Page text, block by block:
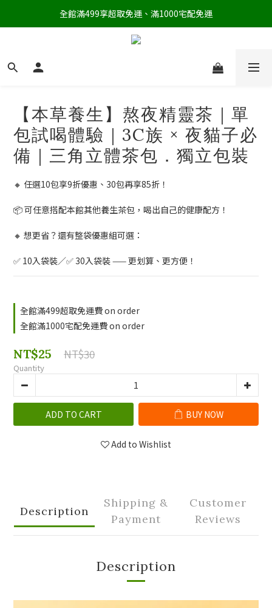
全館滿499享超取免運、滿1000宅配免運
【本草養生】熬夜精靈茶｜單
包試喝體驗｜3C族 × 夜貓子必
備｜三角立體茶包．獨立包裝
🔸 任選10包享9折優惠、30包再享85折！
📦 可任意搭配本館其他養生茶包，喝出自己的健康配方！
🔸 想更省？還有整袋優惠組可選：
✅ 10入袋裝／✅ 30入袋裝 —— 更划算、更方便！
全館滿499超取免運費 on order
全館滿1000宅配免運費 on order
NT$25 NT$30
Quantity
ADD TO CART BUY NOW
Add to Wishlist
Description
Shipping &
Payment
Customer
Reviews
Description